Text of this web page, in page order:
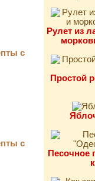
Рулет из
Простой
Песочное